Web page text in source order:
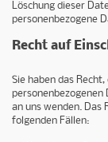
Löschung dieser
personenbezogene
Recht auf
Sie haben das
personenbezogenen
an uns wenden. Das
folgenden Fällen: